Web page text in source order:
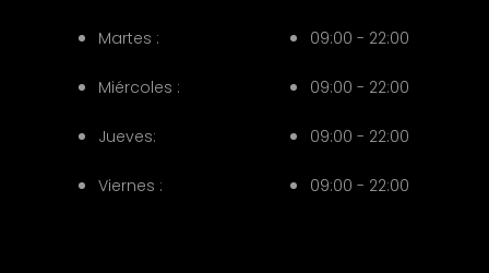
Martes :
Miércoles :
Jueves:
Viernes :
09:00 - 22:00
09:00 - 22:00
09:00 - 22:00
09:00 - 22:00